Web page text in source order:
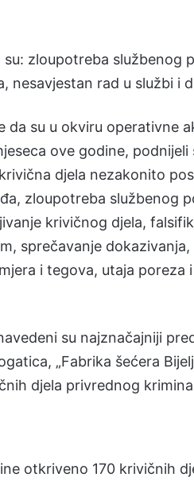
zloupotreba službenog
nesavjestan rad u službi i
da su u okviru operativne
ove godine, podnijeli
djela nezakonito
zloupotreba službenog
krivičnog djela,
sprečavanje dokazivanja,
i tegova, utaja poreza i
su najznačajniji
„Fabrika šećera
djela privrednog
otkriveno 170 krivičnih